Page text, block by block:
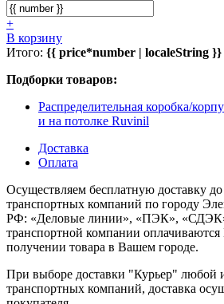
+
В корзину
Итого: {{ price*number | localeString }}
Подборки товаров:
Распределительная коробка/
и на потолке Ruvinil
Доставка
Оплата
Осуществляем бесплатную доставку
транспортных компаний по городу
РФ: «Деловые линии», «ПЭК»,
транспортной компании
получении товара в Вашем городе.
При выборе доставки "Курьер" любой
транспортных компаний, доставка